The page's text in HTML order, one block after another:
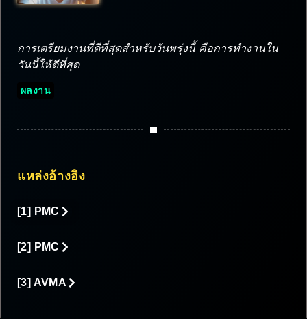
การเตรียมงานที่ดีที่สุดสำหรับวันพรุ่งนี้ คือการทำงานใน
วันนี้ให้ดีที่สุด
ผลงาน
แหล่งอ้างอิง
[1] PMC
[2] PMC
[3] AVMA